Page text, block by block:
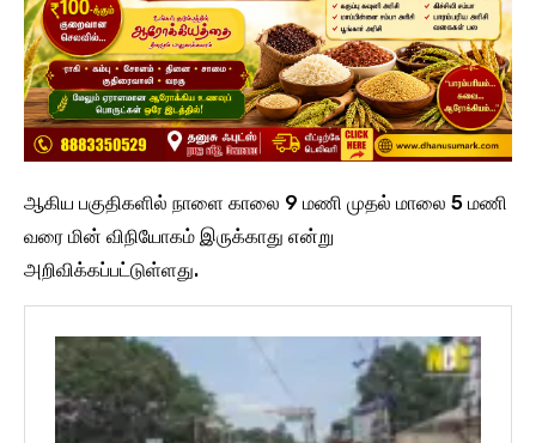
ஆகிய பகுதிகளில் நாளை காலை 9 மணி முதல் மாலை 5 மணி
வரை மின் விநியோகம் இருக்காது என்று
அறிவிக்கப்பட்டுள்ளது.